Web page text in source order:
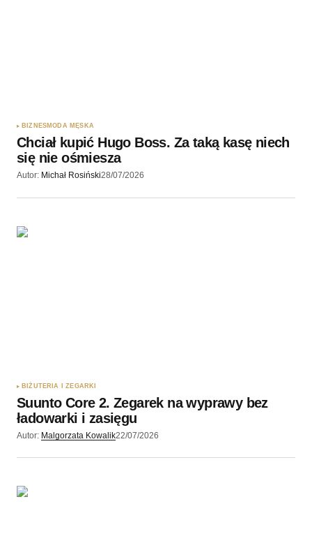
BIZNESMODA MĘSKA
Chciał kupić Hugo Boss. Za taką kasę niech
się nie ośmiesza
Autor: Michał Rosiński28/07/2026
BIŻUTERIA I ZEGARKI
Suunto Core 2. Zegarek na wyprawy bez
ładowarki i zasięgu
Autor: Malgorzata Kowalik22/07/2026